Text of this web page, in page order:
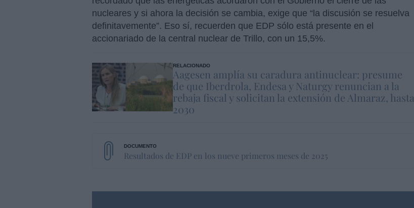
nucleares y si ahora la decisión se cambia, exige que “la discusión se resuelva
definitavemente”. Eso sí, recuerden que EDP sólo está presente en el
accionariado de la central nuclear de Trillo, con un 15,5%.
RELACIONADO
Aagesen amplía su caradura antinuclear: presume
de que Iberdrola, Endesa y Naturgy renuncian a la
rebaja fiscal y solicitan la extensión de Almaraz, hasta
2030
Resultados de EDP en los nueve primeros meses de 2025